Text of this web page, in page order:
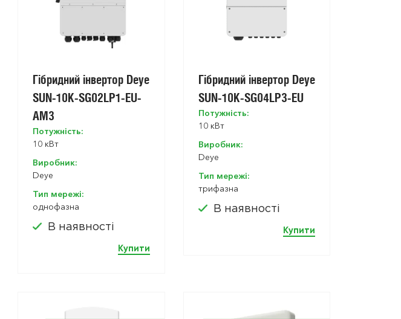
Гібридний інвертор Deye
SUN-10K-SG02LP1-EU-
AM3
Потужність:
10 кВт
Виробник:
Deye
Тип мережі:
однофазна
В наявності
Купити
Гібридний інвертор Deye
SUN-10K-SG04LP3-EU
Потужність:
10 кВт
Виробник:
Deye
Тип мережі:
трифазна
В наявності
Купити